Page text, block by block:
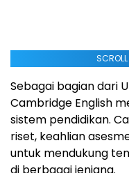
Sebagai bagian dari
Cambridge English
sistem pendidikan.
riset, keahlian
untuk mendukung
di berbagai jenjang.